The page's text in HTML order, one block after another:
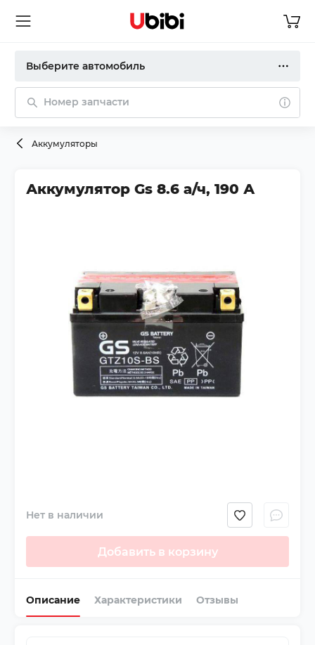
Выберите автомобиль
Номер запчасти
Аккумуляторы
Аккумулятор Gs 8.6 а/ч, 190 А
Нет в наличии
Добавить в корзину
Описание Характеристики Отзывы